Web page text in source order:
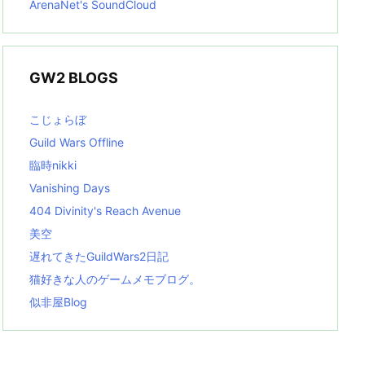
ArenaNet's SoundCloud
GW2 BLOGS
こじょらぼ
Guild Wars Offline
臨時nikki
Vanishing Days
404 Divinity's Reach Avenue
美空
遅れてきたGuildWars2日記
猫好きな人のゲームメモブログ。
似非屋Blog